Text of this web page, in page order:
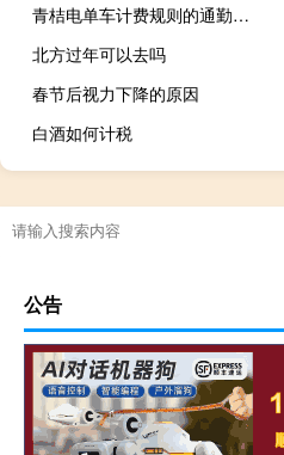
青桔电单车计费规则的通勤是什么意思（酷骑单车关锁依然计费）
北方过年可以去吗
春节后视力下降的原因
白酒如何计税
公告